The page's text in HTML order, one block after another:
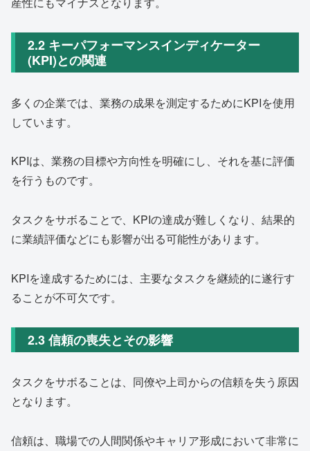
2.2 キーパフォーマンスインディケーター
(KPI)との関連
多くの企業では、業務の成果を測定するためにKPIを使用
しています。
KPIは、業務の目標や方向性を明確にし、それを基に評価
を行うものです。
タスクをサボることで、KPIの達成が難しくなり、結果的
に業績評価などにも影響が出る可能性があります。
KPIを達成するためには、主要なタスクを継続的に遂行す
ることが不可欠です。
2.3 信頼の喪失とその影響
タスクをサボることは、同僚や上司からの信頼を失う原因
となります。
信頼は、職場での人間関係やキャリア形成において非常に